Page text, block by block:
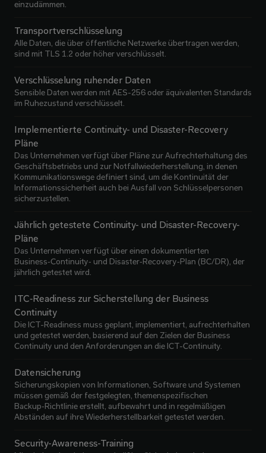
einzudämmen.
Transportverschlüsselung
Alle Daten, die über öffentliche Netzwerke übertragen werden,
sind mit TLS 1.2 oder höher verschlüsselt.
Verschlüsselung ruhender Daten
Sensible Daten werden mit AES-256 oder äquivalenten Standards
im Ruhezustand verschlüsselt.
Implementierte Continuity- und Disaster-Recovery
Pläne
Das Unternehmen verfügt über Pläne zur Aufrechterhaltung des
Geschäftsbetriebs und zur Notfallwiederherstellung, in denen
Kommunikationswege definiert sind, um die Kontinuität der
Informationssicherheit auch bei Ausfall von Schlüsselpersonen
sicherzustellen.
Jährlich getestete Continuity- und Disaster-Recovery-
Pläne
Das Unternehmen verfügt über einen dokumentierten
Business‑Continuity‑ und Disaster‑Recovery‑Plan (BC/DR), der
jährlich getestet wird.
ITC‑Readiness zur Sicherstellung der Business
Continuity
Die ICT-Readiness muss geplant, implementiert, aufrechterhalten
und getestet werden, basierend auf den Zielen der Business
Continuity und den Anforderungen an die ICT-Continuity.
Datensicherung
Sicherungskopien von Informationen, Software und Systemen
müssen gemäß der festgelegten, themenspezifischen
Backup‑Richtlinie erstellt, aufbewahrt und in regelmäßigen
Abständen auf ihre Wiederherstellbarkeit getestet werden.
Security-Awareness-Training